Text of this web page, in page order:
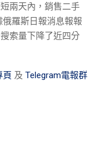
兩天內，銷售二手
羅斯日報消息報報
索量下降了近四分
頁 及 Telegram電報群